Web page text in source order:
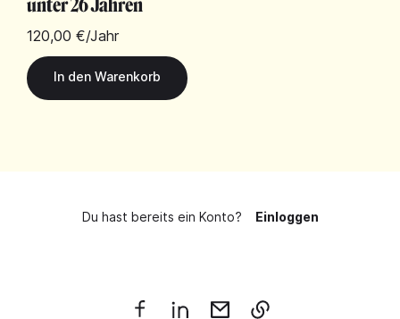
unter 26 Jahren
120,00 €/Jahr
Du hast bereits ein Konto? Einloggen